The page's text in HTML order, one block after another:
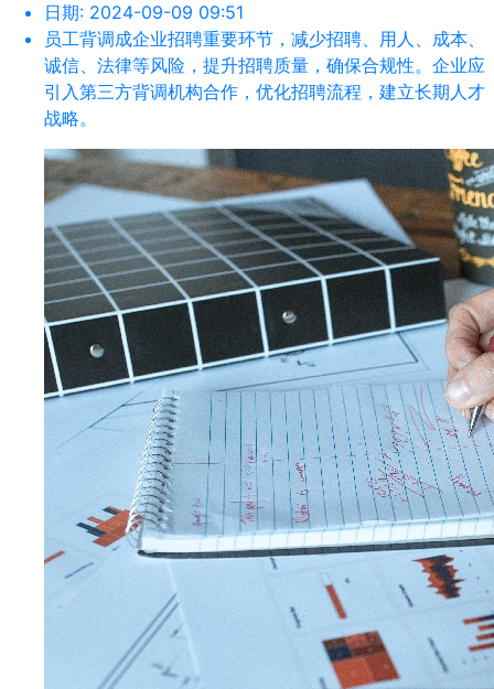
日期: 2024-09-09 09:51
员工背调成企业招聘重要环节，减少招聘、用人、成本、
诚信、法律等风险，提升招聘质量，确保合规性。企业应
引入第三方背调机构合作，优化招聘流程，建立长期人才
战略。